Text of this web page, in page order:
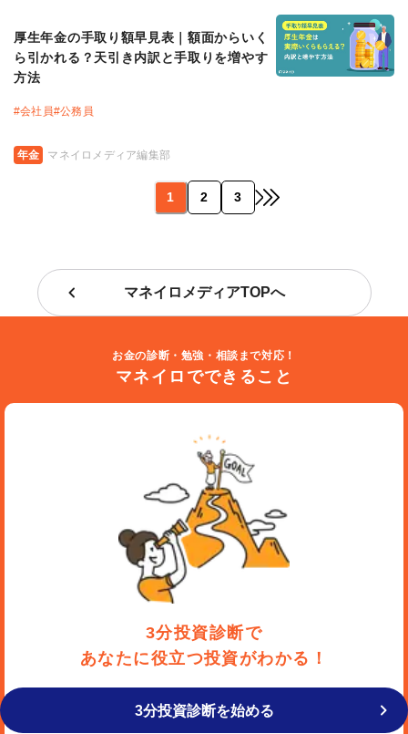
年金 マネイロメディア編集部
厚生年金の手取り額早見表｜額面からいく
ら引かれる？天引き内訳と手取りを増やす
方法
#会社員#公務員
1 2 3
マネイロメディアTOPへ
お金の診断・勉強・相談まで対応！
マネイロでできること
3分投資診断で
あなたに役立つ投資がわかる！
3分投資診断を始める